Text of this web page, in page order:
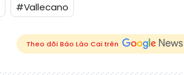
#Vallecano
Theo dõi Báo Lào Cai trên